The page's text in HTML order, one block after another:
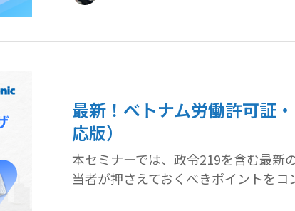
最新！ベトナム労働許可証
応版）
本セミナーでは、政令219を含む最新
当者が押さえておくべきポイントをコ